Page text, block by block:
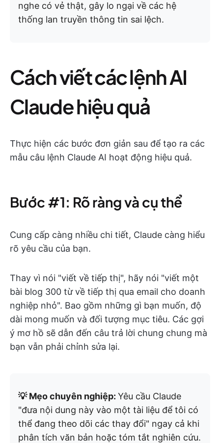
nghe có vẻ thật, gây lo ngại về các hệ
thống lan truyền thông tin sai lệch.
Cách viết các lệnh AI
Claude hiệu quả
Thực hiện các bước đơn giản sau để tạo ra các
mẫu câu lệnh Claude AI hoạt động hiệu quả.
Bước #1: Rõ ràng và cụ thể
Cung cấp càng nhiều chi tiết, Claude càng hiểu
rõ yêu cầu của bạn.
Thay vì nói "viết về tiếp thị", hãy nói "viết một
bài blog 300 từ về tiếp thị qua email cho doanh
nghiệp nhỏ". Bao gồm những gì bạn muốn, độ
dài mong muốn và đối tượng mục tiêu. Các gợi
ý mơ hồ sẽ dẫn đến câu trả lời chung chung mà
bạn vẫn phải chỉnh sửa lại.
💡 Mẹo chuyên nghiệp: Yêu cầu Claude
"đưa nội dung này vào một tài liệu để tôi có
thể đang theo dõi các thay đổi" ngay cả khi
phân tích văn bản hoặc tóm tắt nghiên cứu.